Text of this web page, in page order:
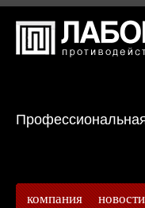
компания новости